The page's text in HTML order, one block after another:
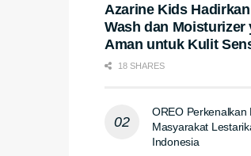
Azarine Kids Hadirkan Face
Wash dan Moisturizer
Aman untuk Kulit
18 SHARES
OREO Perkenalkan
Masyarakat
Indonesia